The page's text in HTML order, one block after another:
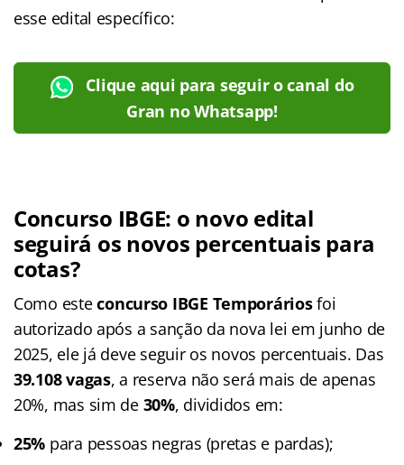
esse edital específico:
Clique aqui para seguir o canal do
Gran no Whatsapp!
Concurso IBGE: o novo edital
seguirá os novos percentuais para
cotas?
Como esteconcurso IBGE Temporáriosfoi
autorizado após a sanção da nova lei em junho de
2025, ele já deve seguir os novos percentuais. Das
39.108 vagas, a reserva não será mais de apenas
20%, mas sim de 30%, divididos em:
25% para pessoas negras (pretas e pardas);